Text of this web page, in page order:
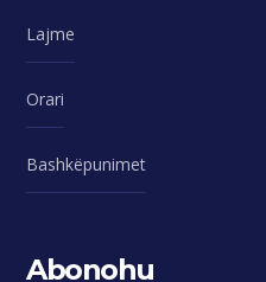
Lajme
Orari
Bashkëpunimet
Abonohu